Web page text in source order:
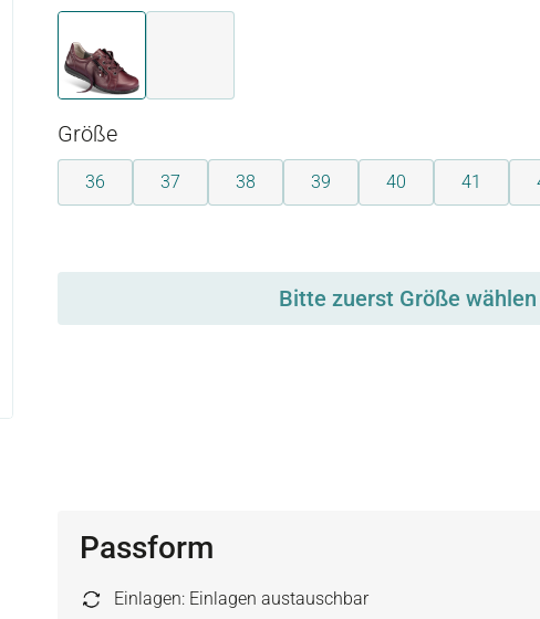
bordeaux
Größeauswählen
36 37 38 39 40 41
Bitte zuerst Größe wählen
Passform
Einlagen: Einlagen austauschbar